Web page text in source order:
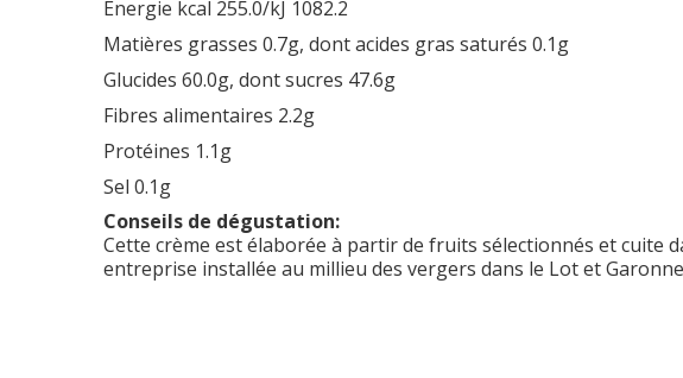
Énergie kcal 255.0/kJ 1082.2
Matières grasses 0.7g, dont acides gras saturés 0.1g
Glucides 60.0g, dont sucres 47.6g
Fibres alimentaires 2.2g
Protéines 1.1g
Sel 0.1g
Conseils de dégustation:
Cette crème est élaborée à partir de fruits sélectionnés et cuite
entreprise installée au millieu des vergers dans le Lot et